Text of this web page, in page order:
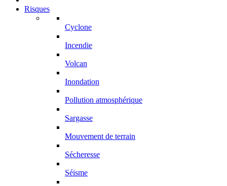
Risques
Cyclone
Incendie
Volcan
Inondation
Pollution atmosphérique
Sargasse
Mouvement de terrain
Sécheresse
Séisme